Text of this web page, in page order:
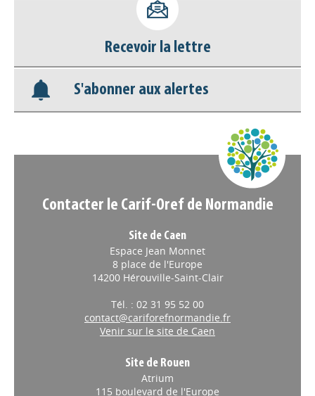
déconnecter)
Base documentaire
Nos veilles Scoop.it
Recevoir la lettre
S'abonner aux alertes
Contacter le Carif-Oref de Normandie
Site de Caen
Espace Jean Monnet
8 place de l'Europe
14200 Hérouville-Saint-Clair
Tél. : 02 31 95 52 00
contact@cariforefnormandie.fr
Venir sur le site de Caen
Site de Rouen
Atrium
115 boulevard de l'Europe